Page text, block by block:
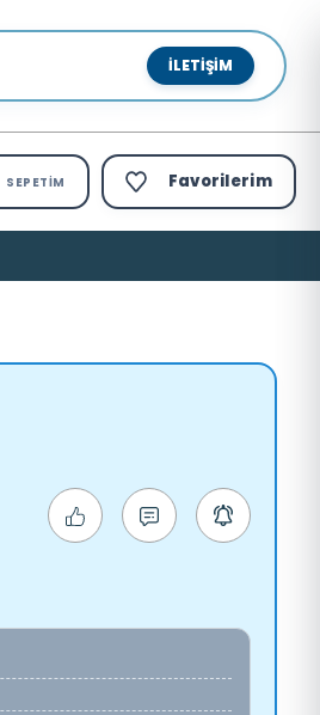
İLETIŞIM
SEPETIM Favorilerim